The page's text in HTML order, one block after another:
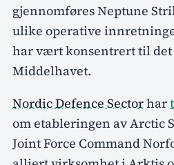
gjennomføres Neptune
ulike operative
har vært konsentrert til det
Middelhavet.
Nordic Defence Sectorhar
om etableringen av Arctic
Joint Force Command